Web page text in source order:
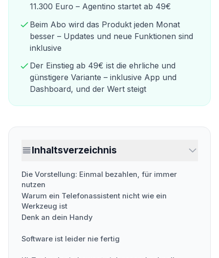
11.300 Euro – Agentino startet ab 49€
Beim Abo wird das Produkt jeden Monat
besser – Updates und neue Funktionen sind
inklusive
Der Einstieg ab 49€ ist die ehrliche und
günstigere Variante – inklusive App und
Dashboard, und der Wert steigt
Inhaltsverzeichnis
Die Vorstellung: Einmal bezahlen, für immer
nutzen
Warum ein Telefonassistent nicht wie ein
Werkzeug ist
Denk an dein Handy
Software ist leider nie fertig